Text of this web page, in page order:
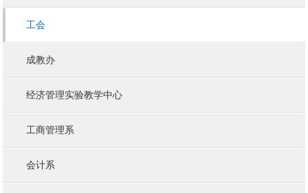
工会
成教办
经济管理实验教学中心
工商管理系
会计系